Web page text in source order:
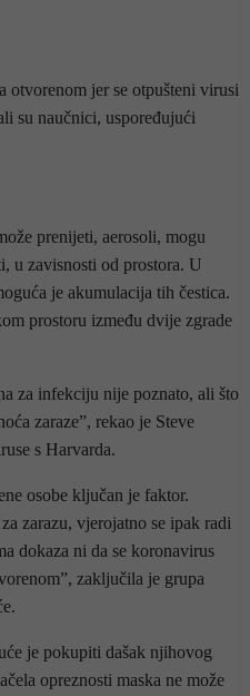
otvorenom jer se otpušteni virusi
su naučnici, uspoređujući
prenijeti, aerosoli, mogu
u zavisnosti od prostora. U
je akumulacija tih čestica.
prostoru između dvije zgrade
za infekciju nije poznato, ali što
zaraze”, rekao je Steve
s Harvarda.
osobe ključan je faktor.
zarazu, vjerojatno se ipak radi
dokaza ni da se koronavirus
zaključila je grupa
je pokupiti dašak njihovog
opreznosti maska ne može